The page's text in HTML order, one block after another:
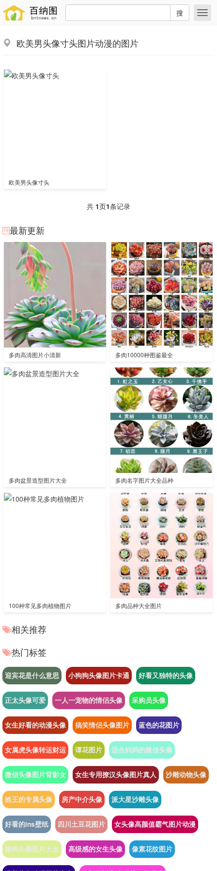
搜
欧美男头像寸头图片动漫的图片
欧美男头像寸头
共 1页1条记录
最新更新
多肉高清图片小清新 多肉10000种图鉴最全
多肉盆景造型图片大全 多肉名字图片大全品种
100种常见多肉植物图片 多肉品种大全图片
相关推荐
热门标签
迎宾花是什么意思 小狗狗头像图片卡通 好看又独特的头像
正太头像可爱 一人一宠物的情侣头像 采购员头像
女生好看的动漫头像 搞笑情侣头像图片 蓝色的花图片
女属虎头像转运财运 谭花图片 适合妈妈的微信头像
微信头像图片背影女 女生专用撩汉头像图片真人 沙雕动物头像
姓王的专属头像 房产中介头像 派大星沙雕头像
好看的ins壁纸 四川土豆花图片 女头像高颜值霸气图片动漫
狼狗头像图片大全 高级感的女生头像 像素花纹图片